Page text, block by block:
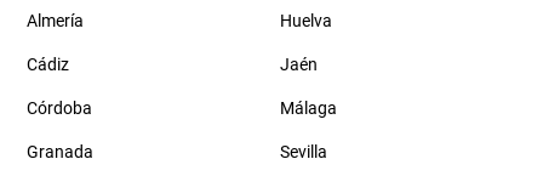
Almería
Cádiz
Córdoba
Granada
Huelva
Jaén
Málaga
Sevilla